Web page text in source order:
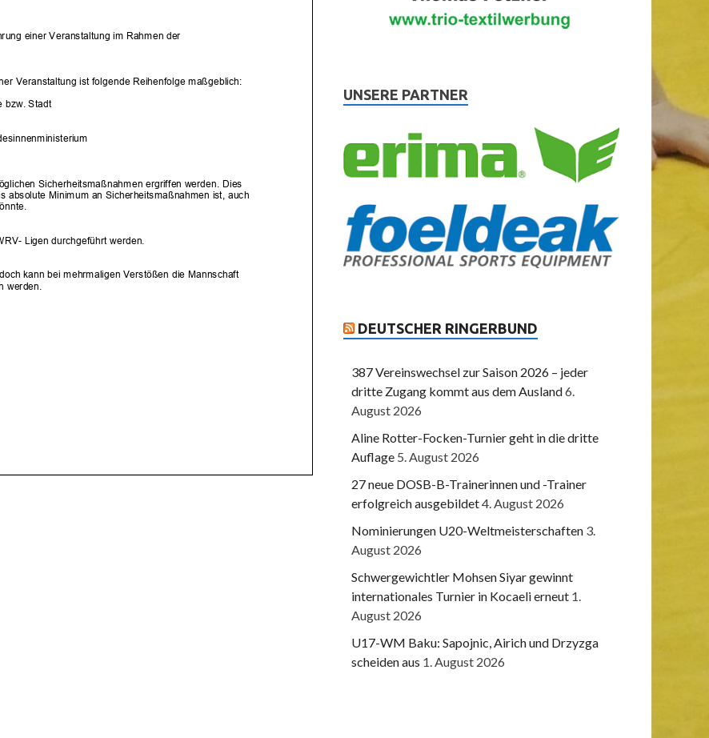
UNSERE PARTNER
DEUTSCHER RINGERBUND
387 Vereinswechsel zur Saison 2026 – jeder
dritte Zugang kommt aus dem Ausland6.
August 2026
Aline Rotter-Focken-Turnier geht in die dritte
Auflage 5. August 2026
27 neue DOSB-B-Trainerinnen und -Trainer
erfolgreich ausgebildet4. August 2026
Nominierungen U20-Weltmeisterschaften 3.
August 2026
Schwergewichtler Mohsen Siyar gewinnt
internationales Turnier in Kocaeli erneut 1.
August 2026
U17-WM Baku: Sapojnic, Airich und Drzyzga
scheiden aus 1. August 2026